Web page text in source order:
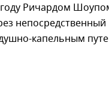
году Ричардом
непосредственный
капельным